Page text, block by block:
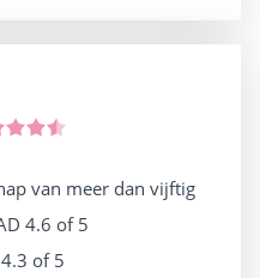
van meer dan vijftig
4.6 of 5
4.3 of 5